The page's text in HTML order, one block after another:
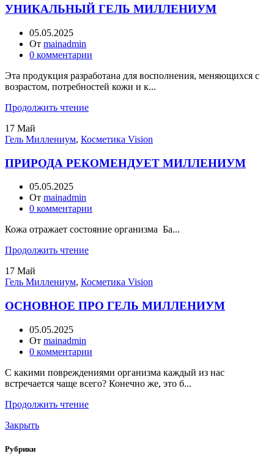
УНИКАЛЬНЫЙ ГЕЛЬ МИЛЛЕНИУМ
05.05.2025
От mainadmin
0 комментарии
Эта продукция разработана для восполнения, меняющихся с
возрастом, потребностей кожи и к...
Продолжить чтение
17 Май
Гель Миллениум, Косметика Vision
ПРИРОДА РЕКОМЕНДУЕТ МИЛЛЕНИУМ
05.05.2025
От mainadmin
0 комментарии
Кожа отражает состояние организма Ба...
Продолжить чтение
17 Май
Гель Миллениум, Косметика Vision
ОСНОВНОЕ ПРО ГЕЛЬ МИЛЛЕНИУМ
05.05.2025
От mainadmin
0 комментарии
С какими повреждениями организма каждый из нас
встречается чаще всего? Конечно же, это б...
Продолжить чтение
Закрыть
Рубрики